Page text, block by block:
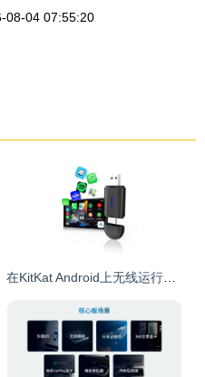
08-04 07:55:20
在KitKat Android上无线运行CarPlay的最佳方案 使用Flash播放器插件